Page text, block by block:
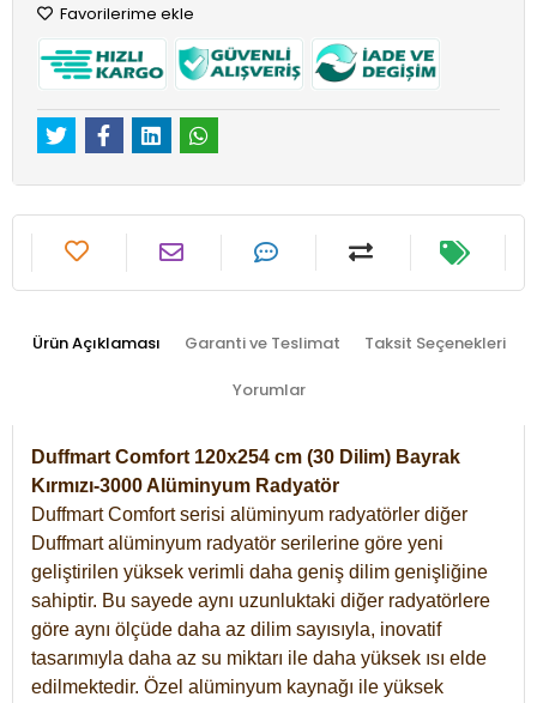
Favorilerime ekle
Ürün Açıklaması Garanti ve Teslimat Taksit Seçenekleri
Yorumlar
Duffmart Comfort 120x254 cm (30 Dilim) Bayrak
Kırmızı-3000 Alüminyum Radyatör
Duffmart Comfort serisi alüminyum radyatörler diğer
Duffmart alüminyum radyatör serilerine göre yeni
geliştirilen yüksek verimli daha geniş dilim genişliğine
sahiptir. Bu sayede aynı uzunluktaki diğer radyatörlere
göre aynı ölçüde daha az dilim sayısıyla, inovatif
tasarımıyla daha az su miktarı ile daha yüksek ısı elde
edilmektedir. Özel alüminyum kaynağı ile yüksek